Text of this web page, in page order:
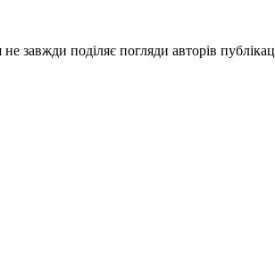
завжди поділяє погляди авторів